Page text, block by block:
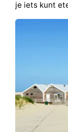
Vlieland
Noord-
Duinen
aan
Bergen
Alkmaar
je iets kunt